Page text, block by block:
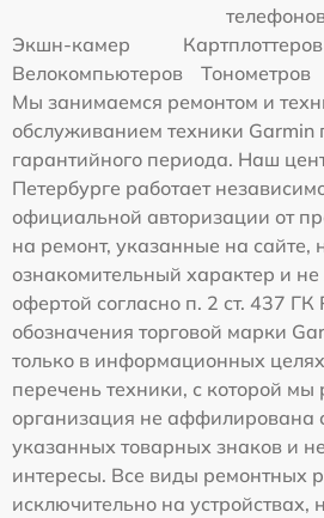
Экшн-камер
Картплоттеров
Велокомпьютеров
Тонометров
Мы занимаемся ремонтом и
обслуживанием техники Garmin
гарантийного периода. Наш
Петербурге работает
официальной авторизации от
на ремонт, указанные на сайте,
ознакомительный характер и
офертой согласно п. 2 ст. 437
обозначения торговой марки
только в информационных
перечень техники, с которой
организация не аффилирована
указанных товарных знаков и
интересы. Все виды ремонтных
исключительно на устройствах,